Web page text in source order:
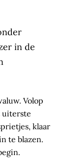
in de
Volop
uiterste
klaar
te blazen.